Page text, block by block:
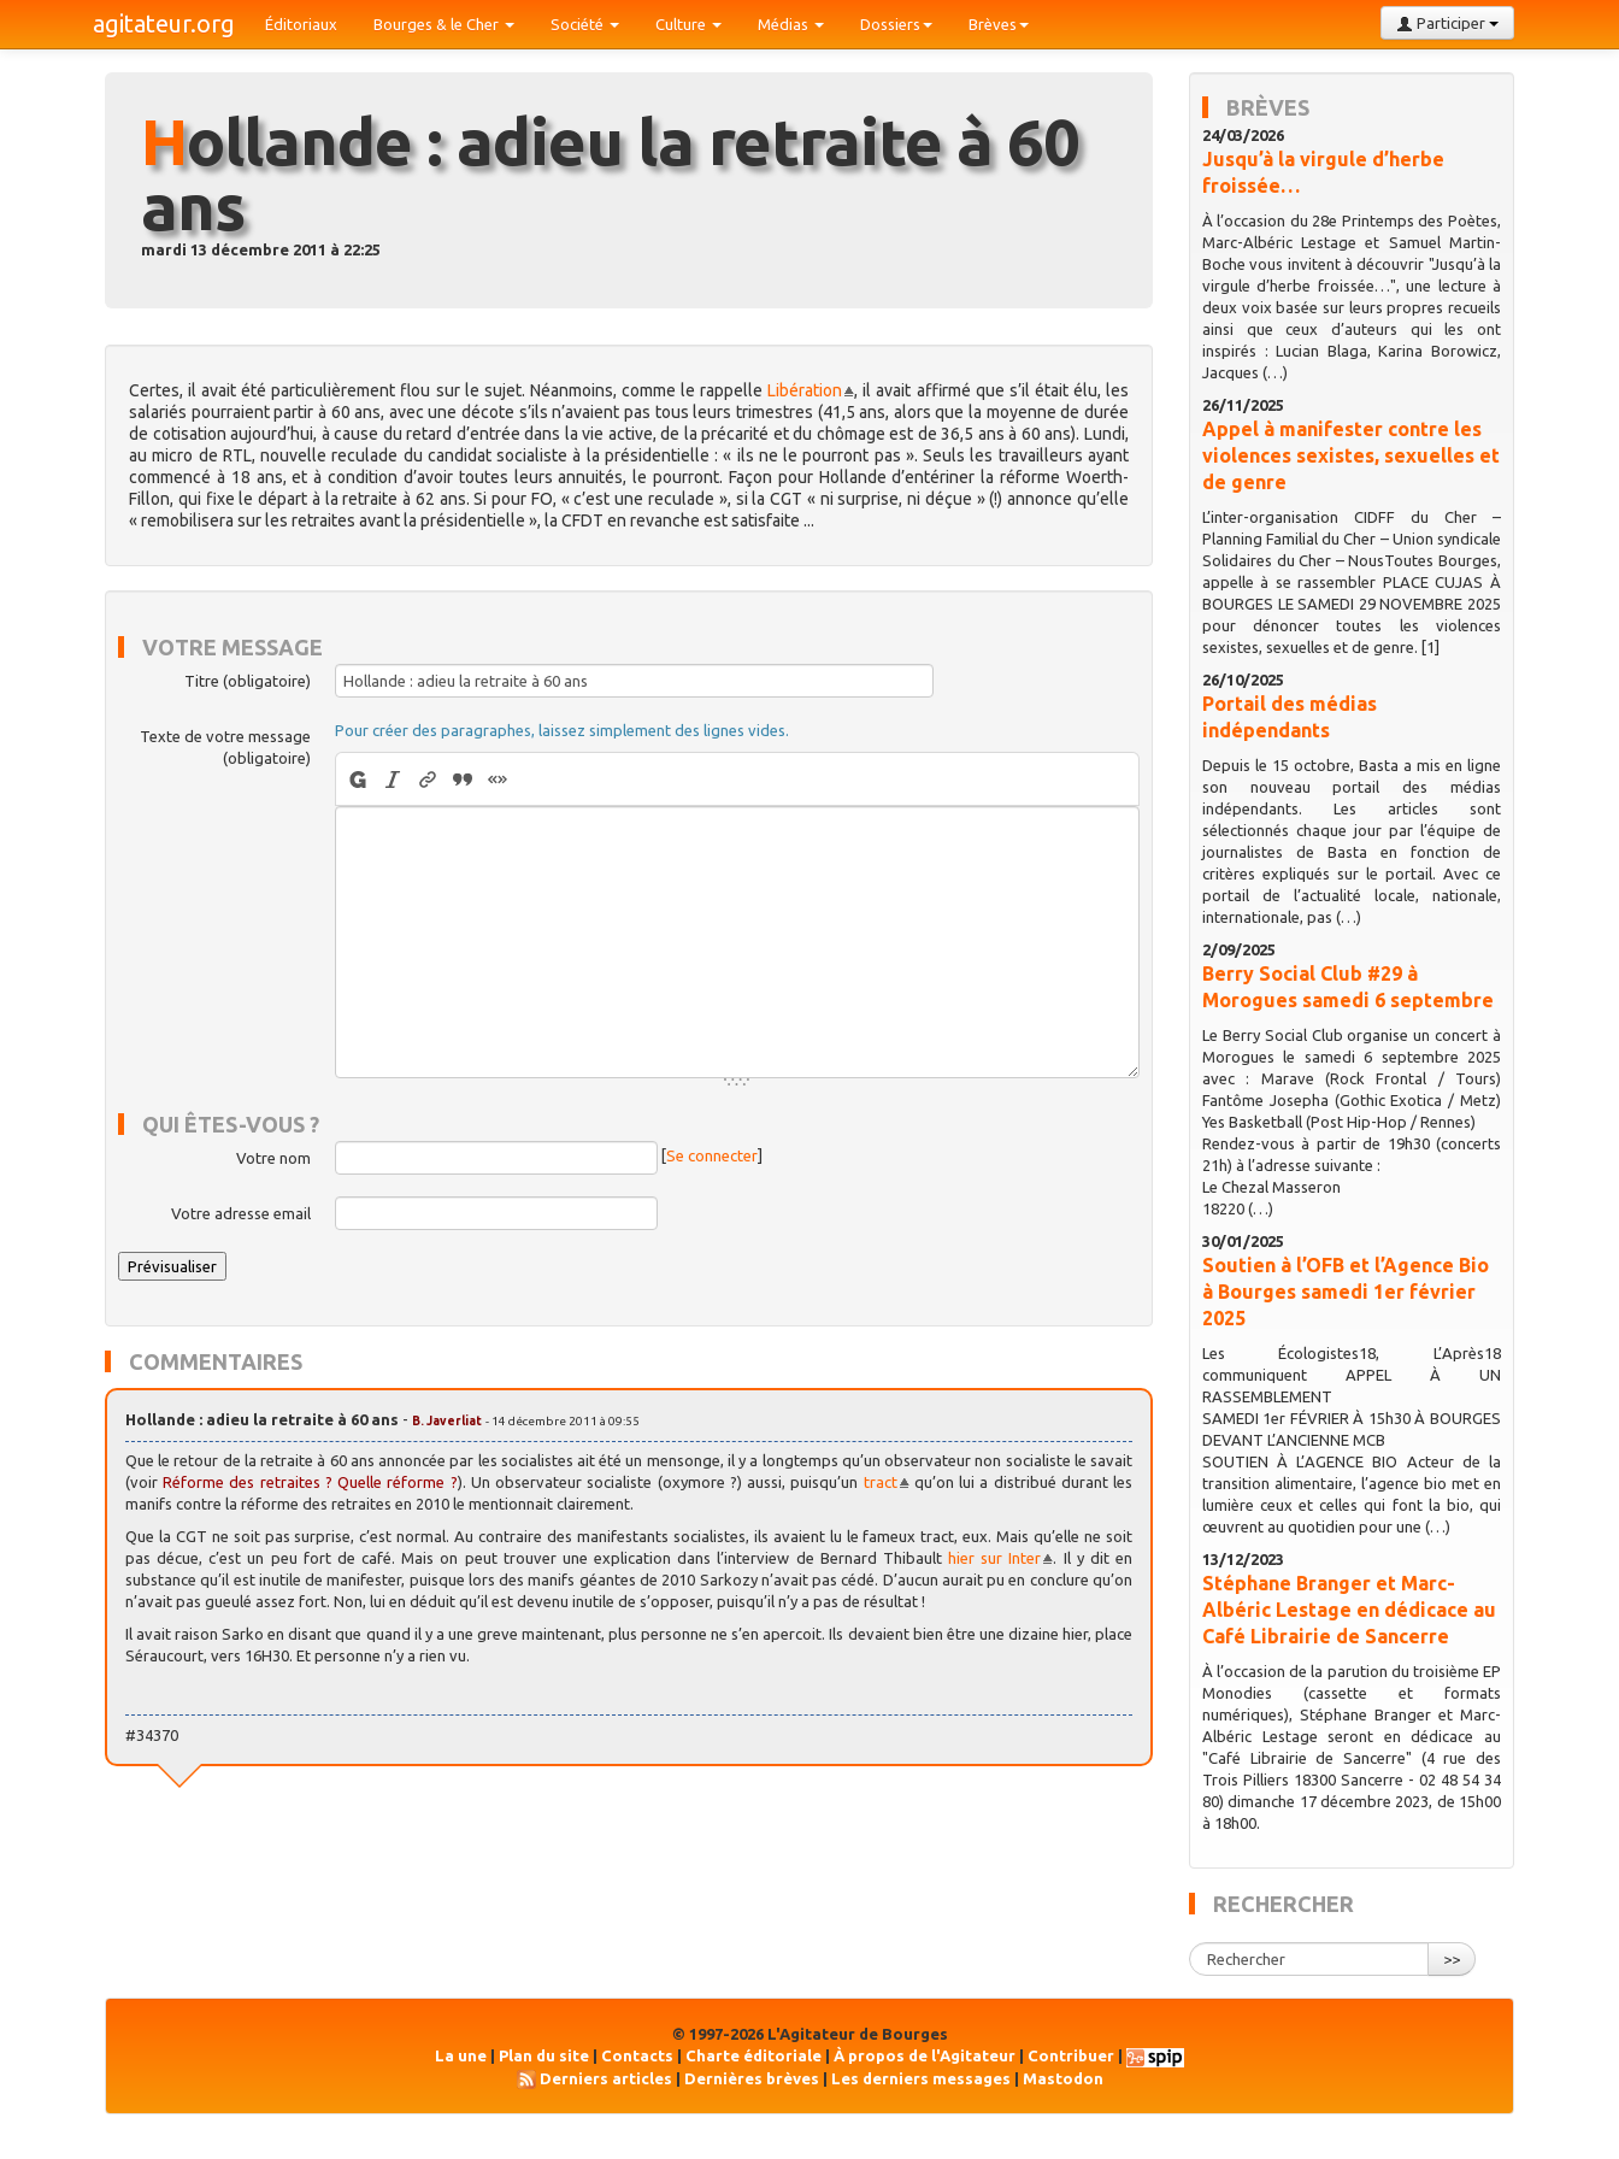
agitateur.org Participer
Éditoriaux Bourges & le Cher Société Culture Médias Dossiers Brèves
Hollande : adieu la retraite à 60
ans
mardi 13 décembre 2011 à 22:25
Certes, il avait été particulièrement flou sur le sujet. Néanmoins, comme le rappelleLibération
, il avait affirmé que s’il était élu, les
salariés pourraient partir à 60 ans, avec une décote s’ils n’avaient pas tous leurs trimestres (41,5 ans, alors que la moyenne de durée
de cotisation aujourd’hui, à cause du retard d’entrée dans la vie active, de la précarité et du chômage est de 36,5 ans à 60 ans). Lundi,
au micro de RTL, nouvelle reculade du candidat socialiste à la présidentielle : « ils ne le pourront pas ». Seuls les travailleurs ayant
commencé à 18 ans, et à condition d’avoir toutes leurs annuités, le pourront. Façon pour Hollande d’entériner la réforme Woerth-
Fillon, qui fixe le départ à la retraite à 62 ans. Si pour FO, « c’est une reculade », si la CGT « ni surprise, ni déçue » (!) annonce qu’elle
« remobilisera sur les retraites avant la présidentielle », la CFDT en revanche est satisfaite ...
VOTRE MESSAGE
Titre (obligatoire)
Texte de votre message
(obligatoire)
Pour créer des paragraphes, laissez simplement des lignes vides.
QUI ÊTES-VOUS ?
Votre nom [Se connecter]
Votre adresse email
COMMENTAIRES
Hollande : adieu la retraite à 60 ans - B. Javerliat - 14 décembre 2011 à 09:55
Que le retour de la retraite à 60 ans annoncée par les socialistes ait été un mensonge, il y a longtemps qu’un observateur non socialiste le savait
(voirRéforme des retraites ? Quelle réforme ?). Un observateur socialiste (oxymore ?) aussi, puisqu’un tract
qu’on lui a distribué durant les
manifs contre la réforme des retraites en 2010 le mentionnait clairement.
Que la CGT ne soit pas surprise, c’est normal. Au contraire des manifestants socialistes, ils avaient lu le fameux tract, eux. Mais qu’elle ne soit
pas décue, c’est un peu fort de café. Mais on peut trouver une explication dans l’interview de Bernard Thibault hier sur Inter
. Il y dit en
substance qu’il est inutile de manifester, puisque lors des manifs géantes de 2010 Sarkozy n’avait pas cédé. D’aucun aurait pu en conclure qu’on
n’avait pas gueulé assez fort. Non, lui en déduit qu’il est devenu inutile de s’opposer, puisqu’il n’y a pas de résultat !
Il avait raison Sarko en disant que quand il y a une greve maintenant, plus personne ne s’en apercoit. Ils devaient bien être une dizaine hier, place
Séraucourt, vers 16H30. Et personne n’y a rien vu.
#34370
BRÈVES
24/03/2026
Jusqu’à la virgule d’herbe
froissée…
À l’occasion du 28e Printemps des Poètes,
Marc-Albéric Lestage et Samuel Martin-
Boche vous invitent à découvrir "Jusqu’à la
virgule d’herbe froissée…", une lecture à
deux voix basée sur leurs propres recueils
ainsi que ceux d’auteurs qui les ont
inspirés : Lucian Blaga, Karina Borowicz,
Jacques (…)
26/11/2025
Appel à manifester contre les
violences sexistes, sexuelles et
de genre
L’inter-organisation CIDFF du Cher –
Planning Familial du Cher – Union syndicale
Solidaires du Cher – NousToutes Bourges,
appelle à se rassembler PLACE CUJAS À
BOURGES LE SAMEDI 29 NOVEMBRE 2025
pour dénoncer toutes les violences
sexistes, sexuelles et de genre. [1]
26/10/2025
Portail des médias
indépendants
Depuis le 15 octobre, Basta a mis en ligne
son nouveau portail des médias
indépendants. Les articles sont
sélectionnés chaque jour par l’équipe de
journalistes de Basta en fonction de
critères expliqués sur le portail. Avec ce
portail de l’actualité locale, nationale,
internationale, pas (…)
2/09/2025
Berry Social Club #29 à
Morogues samedi 6 septembre
Le Berry Social Club organise un concert à
Morogues le samedi 6 septembre 2025
avec : Marave (Rock Frontal / Tours)
Fantôme Josepha (Gothic Exotica / Metz)
Yes Basketball (Post Hip-Hop / Rennes)
Rendez-vous à partir de 19h30 (concerts
21h) à l’adresse suivante :
Le Chezal Masseron
18220 (…)
30/01/2025
Soutien à l’OFB et l’Agence Bio
à Bourges samedi 1er février
2025
Les Écologistes18, L’Après18
communiquent APPEL À UN
RASSEMBLEMENT
SAMEDI 1er FÉVRIER À 15h30 À BOURGES
DEVANT L’ANCIENNE MCB
SOUTIEN À L’AGENCE BIO Acteur de la
transition alimentaire, l’agence bio met en
lumière ceux et celles qui font la bio, qui
œuvrent au quotidien pour une (…)
13/12/2023
Stéphane Branger et Marc-
Albéric Lestage en dédicace au
Café Librairie de Sancerre
À l’occasion de la parution du troisième EP
Monodies (cassette et formats
numériques), Stéphane Branger et Marc-
Albéric Lestage seront en dédicace au
"Café Librairie de Sancerre" (4 rue des
Trois Pilliers 18300 Sancerre - 02 48 54 34
80) dimanche 17 décembre 2023, de 15h00
à 18h00.
RECHERCHER
>>
© 1997-2026 L'Agitateur de Bourges
La une
Plan du site Contacts Charte éditoriale À propos de l'Agitateur Contribuer
Derniers articles | Dernières brèves | Les derniers messages | Mastodon